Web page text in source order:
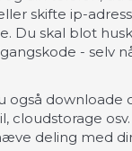
skifte ip-
Du skal blot
- selv
også downloade
cloudstorage
deling med